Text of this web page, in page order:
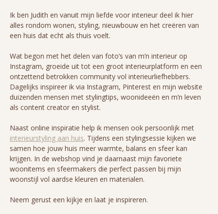
Ik ben Judith en vanuit mijn liefde voor interieur deel ik hier
alles rondom wonen, styling, nieuwbouw en het creëren van
een huis dat echt als thuis voelt.
Wat begon met het delen van foto’s van m’n interieur op
Instagram, groeide uit tot een groot interieurplatform en een
ontzettend betrokken community vol interieurliefhebbers.
Dagelijks inspireer ik via Instagram, Pinterest en mijn website
duizenden mensen met stylingtips, woonideeën en m’n leven
als content creator en stylist.
Naast online inspiratie help ik mensen ook persoonlijk met
interieurstyling aan huis. Tijdens een stylingsessie kijken we
samen hoe jouw huis meer warmte, balans en sfeer kan
krijgen. In de webshop vind je daarnaast mijn favoriete
woonitems en sfeermakers die perfect passen bij mijn
woonstijl vol aardse kleuren en materialen.
Neem gerust een kijkje en laat je inspireren.